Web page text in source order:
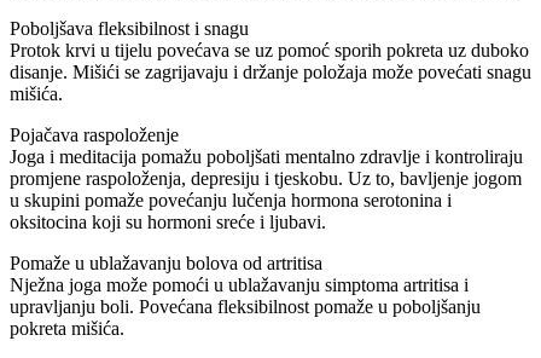
Poboljšava fleksibilnost i snagu
Protok krvi u tijelu povećava se uz pomoć sporih pokreta uz duboko
disanje. Mišići se zagrijavaju i držanje položaja može povećati snagu
mišića.
Pojačava raspoloženje
Joga i meditacija pomažu poboljšati mentalno zdravlje i kontroliraju
promjene raspoloženja, depresiju i tjeskobu. Uz to, bavljenje jogom
u skupini pomaže povećanju lučenja hormona serotonina i
oksitocina koji su hormoni sreće i ljubavi.
Pomaže u ublažavanju bolova od artritisa
Nježna joga može pomoći u ublažavanju simptoma artritisa i
upravljanju boli. Povećana fleksibilnost pomaže u poboljšanju
pokreta mišića.